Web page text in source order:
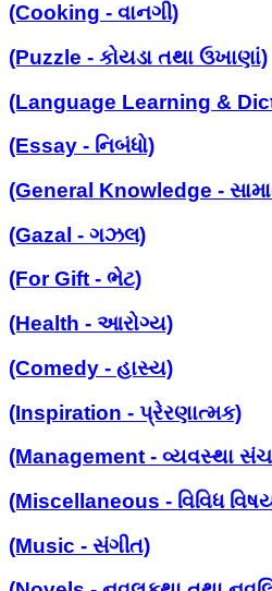
(Cooking - વાનગી)
(Puzzle - કોયડા તથા ઉખાણાં)
(Language Learning &
(Essay - નિબંધો)
(General Knowledge -
(Gazal - ગઝલ)
(For Gift - ભેટ)
(Health - આરોગ્ય)
(Comedy - હાસ્ય)
(Inspiration - પ્રેરણાત્મક)
(Management - વ્યવસ્થા
(Miscellaneous - વિવિધ
(Music - સંગીત)